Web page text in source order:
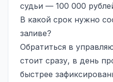
судьи — 100 000
В какой срок нужно
заливе?
Обратиться в
стоит сразу, в день
быстрее